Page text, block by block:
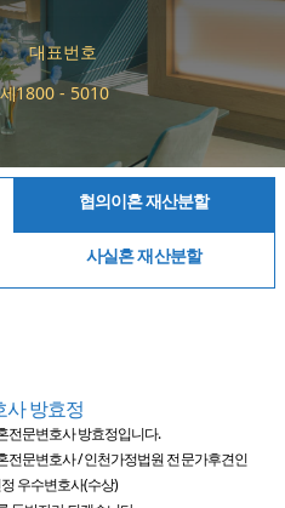
대표번호
1800 - 5010
협의이혼 재산분할
사실혼 재산분할
사 방효정
전문변호사 방효정입니다.
전문변호사 / 인천가정법원 전문가후견인
우수변호사(수상)